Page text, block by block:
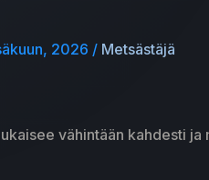
2026 / Metsästäjä
vähintään kahdesti ja